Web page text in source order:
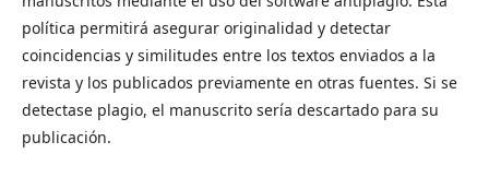
política permitirá asegurar originalidad y detectar
coincidencias y similitudes entre los textos enviados a la
revista y los publicados previamente en otras fuentes. Si se
detectase plagio, el manuscrito sería descartado para su
publicación.